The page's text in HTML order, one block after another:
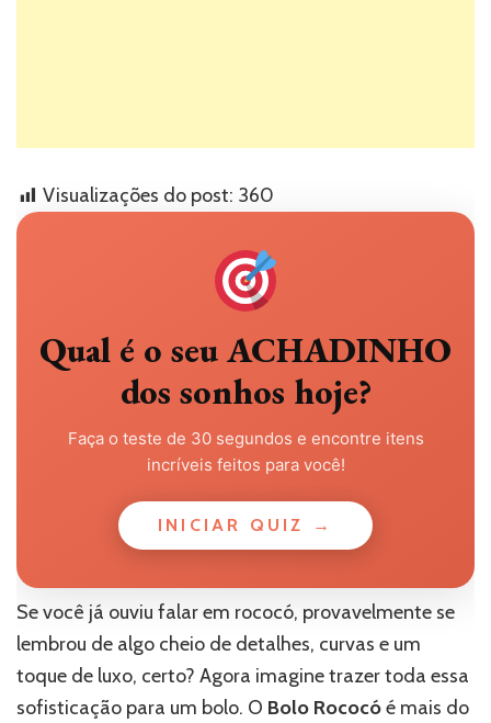
Visualizações do post: 360
Qual é o seu ACHADINHO
dos sonhos hoje?
Faça o teste de 30 segundos e encontre itens
incríveis feitos para você!
INICIAR QUIZ →
Se você já ouviu falar em rococó, provavelmente se
lembrou de algo cheio de detalhes, curvas e um
toque de luxo, certo? Agora imagine trazer toda essa
sofisticação para um bolo. O Bolo Rococóé mais do